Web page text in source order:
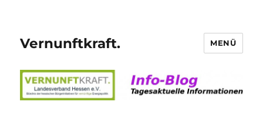
Vernunftkraft. MENÜ